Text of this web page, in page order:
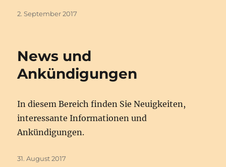
Veröffentlicht
2. September 2017
News und
Ankündigungen
In diesem Bereich finden Sie Neuigkeiten,
interessante Informationen und
Ankündigungen.
Veröffentlicht
31. August 2017